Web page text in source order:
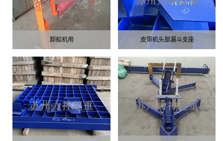
卸船机用 皮带机头部漏斗支座